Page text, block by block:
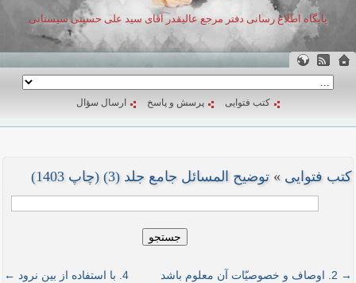
پایگاه اطلاع رسانی دفتر مرجع عالیقدر آقای سید علی حسینی سیستانی
کتب فتوایی پرسش و پاسخ ارسال سؤال
کتب فتوایی » توضیح المسائل جامع جلد (3) (چاپ 1403)
جستجو
4. با استفاده از بین نرود ← → 2. اوصاف و خصوصیّات آن معلوم باشد